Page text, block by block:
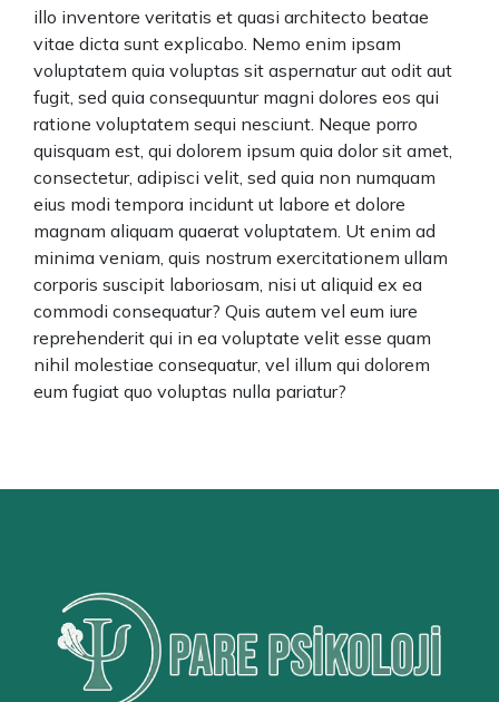
illo inventore veritatis et quasi architecto beatae
vitae dicta sunt explicabo. Nemo enim ipsam
voluptatem quia voluptas sit aspernatur aut odit aut
fugit, sed quia consequuntur magni dolores eos qui
ratione voluptatem sequi nesciunt. Neque porro
quisquam est, qui dolorem ipsum quia dolor sit amet,
consectetur, adipisci velit, sed quia non numquam
eius modi tempora incidunt ut labore et dolore
magnam aliquam quaerat voluptatem. Ut enim ad
minima veniam, quis nostrum exercitationem ullam
corporis suscipit laboriosam, nisi ut aliquid ex ea
commodi consequatur? Quis autem vel eum iure
reprehenderit qui in ea voluptate velit esse quam
nihil molestiae consequatur, vel illum qui dolorem
eum fugiat quo voluptas nulla pariatur?